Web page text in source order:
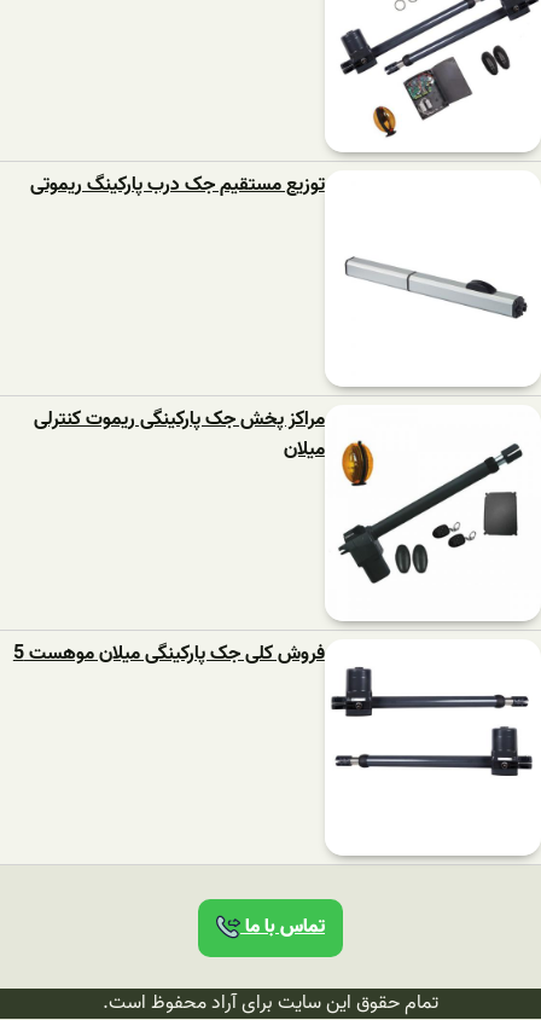
توزیع مستقیم جک درب پارکینگ ریموتی
مراکز پخش جک پارکینگی ریموت کنترلی
میلان
فروش کلی جک پارکینگی میلان موهست 5
تماس با ما
تمام حقوق این سایت برای آراد محفوظ است.